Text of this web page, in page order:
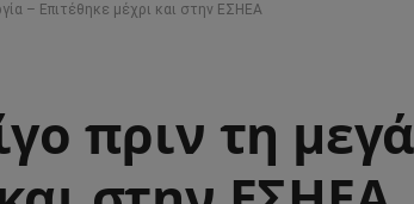
– Επιτέθηκε μέχρι και στην ΕΣΗΕΑ
πριν τη